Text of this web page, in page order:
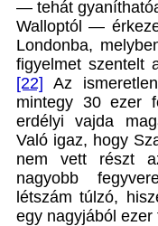
— tehát
Walloptól —
Londonba,
figyelmet szentelt
[22] Az
mintegy 30 ezer
erdélyi vajda
Való igaz, hogy
nem vett részt
nagyobb
létszám túlzó,
egy nagyjából